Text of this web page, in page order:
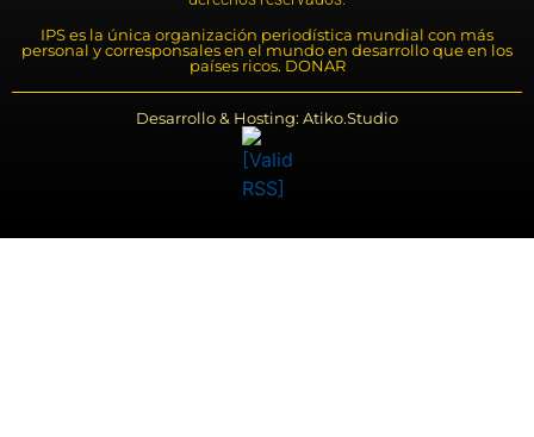
IPS es la única organización periodística mundial con más
personal y corresponsales en el mundo en desarrollo que en los
países ricos. DONAR
Desarrollo & Hosting: Atiko.Studio